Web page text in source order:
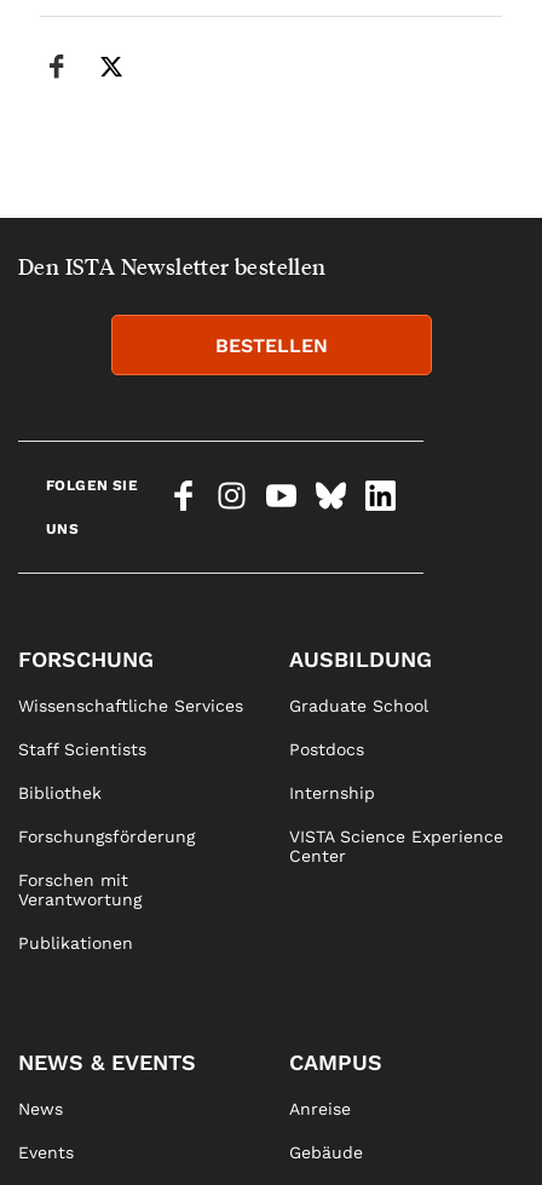
Den ISTA Newsletter bestellen
BESTELLEN
FOLGEN SIE
UNS
FORSCHUNG
Wissenschaftliche Services
Staff Scientists
Bibliothek
Forschungsförderung
Forschen mit
Verantwortung
Publikationen
AUSBILDUNG
Graduate School
Postdocs
Internship
VISTA Science Experience
Center
NEWS & EVENTS
News
Events
CAMPUS
Anreise
Gebäude